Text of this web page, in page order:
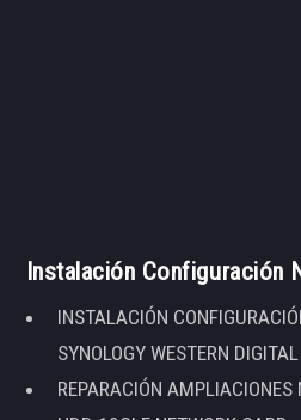
Instalación Configuración
INSTALACIÓN
SYNOLOGY WESTERN
REPARACIÓN